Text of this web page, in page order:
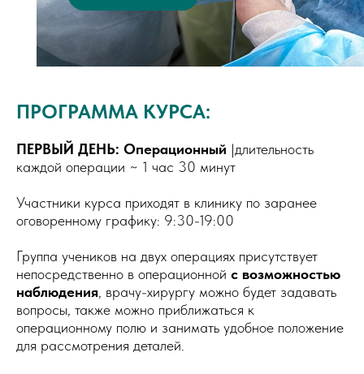
ПРОГРАММА КУРСА:
ПЕРВЫЙ ДЕНЬ: Операционный |длительность
каждой операции ~ 1 час 30 минут
Участники курса приходят в клинику по заранее
оговоренному графику: 9:30-19:00
Группа учеников на двух операциях присутствует
непосредственно в операционной с возможностью
наблюдения, врачу-хирургу можно будет задавать
вопросы, также можно приближаться к
операционному полю и занимать удобное положение
для рассмотрения деталей.